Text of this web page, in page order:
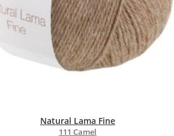
Natural Lama Fine
111 Camel